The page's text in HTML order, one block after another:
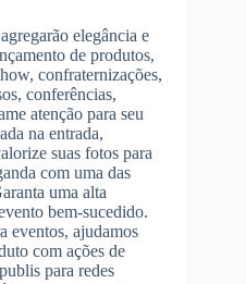
elegância e
de produtos,
confraternizações,
conferências,
atenção para seu
na entrada,
suas fotos para
com uma das
uma alta
bem-sucedido.
eventos, ajudamos
com ações de
para redes